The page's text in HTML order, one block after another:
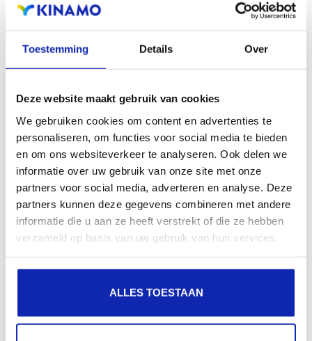
Toestemming Details Over
Deze website maakt gebruik van cookies
We gebruiken cookies om content en advertenties te
personaliseren, om functies voor social media te bieden
en om ons websiteverkeer te analyseren. Ook delen we
informatie over uw gebruik van onze site met onze
partners voor social media, adverteren en analyse. Deze
partners kunnen deze gegevens combineren met andere
informatie die u aan ze heeft verstrekt of die ze hebben
verzameld op basis van uw gebruik van hun services.
ALLES TOESTAAN
Meer lezen
SSH ook gekend als Secure Shell is een protocol
waarmee het mogelijk is om op een veilige manier
machines te...